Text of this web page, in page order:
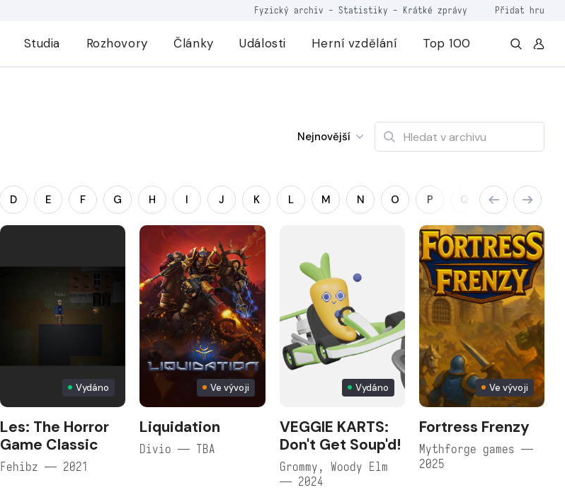
Fyzický archiv - Statistiky - Krátké zprávy Přidat hru
Studia Rozhovory Články Události Herní vzdělání Top 100
Nejnovější
D E F G H I J K L M N O P Q R S
Vydáno
Les: The Horror
Game Classic
Fehibz — 2021
Ve vývoji
Liquidation
Divio — TBA
Vydáno
VEGGIE KARTS:
Don't Get Soup'd!
Grommy, Woody Elm
— 2024
Ve vývoji
Fortress Frenzy
Mythforge games —
2025